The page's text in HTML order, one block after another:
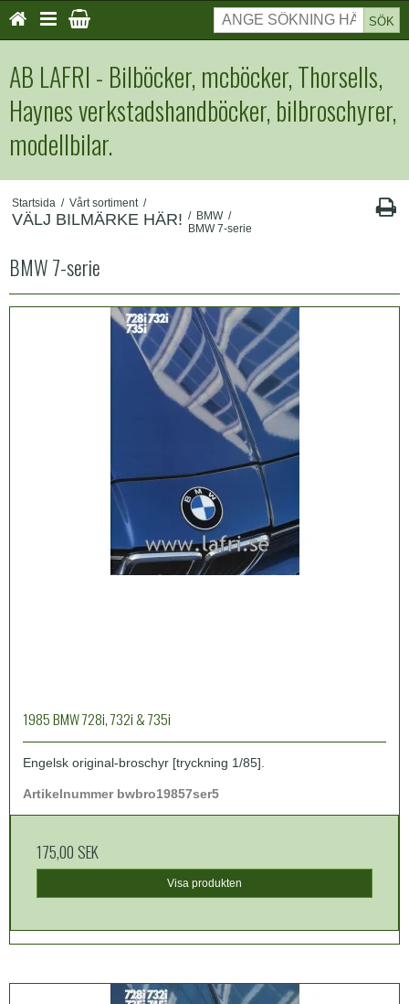
SÖK
AB LAFRI - Bilböcker, mcböcker, Thorsells,
Haynes verkstadshandböcker, bilbroschyrer,
modellbilar.
Startsida / Vårt sortiment /
VÄLJ BILMÄRKE HÄR! / BMW /
BMW 7-serie
BMW 7-serie
1985 BMW 728i, 732i & 735i
Engelsk original-broschyr [tryckning 1/85].
Artikelnummer bwbro19857ser5
175,00 SEK
Visa produkten